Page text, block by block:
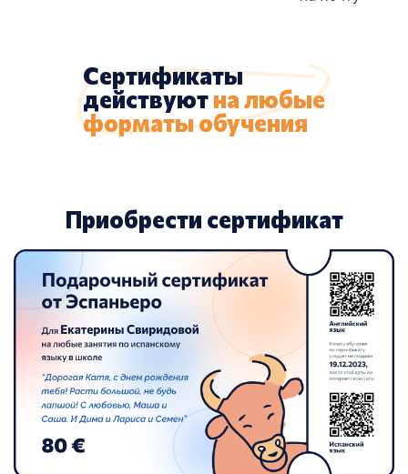
Сертификаты
действуютна любые
форматы обучения
Приобрести сертификат